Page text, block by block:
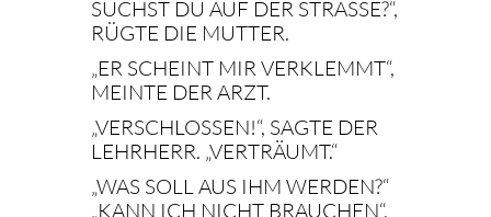
SUCHST DU AUF DER STRASSE?“, R
ÜGTE DIE MUTTER.
„ER SCHEINT MIR VERKLEMMT“,
MEINTE DER ARZT.
„VERSCHLOSSEN!“, SAGTE DER
LEHRHERR. „VERTRÄUMT.“
„WAS SOLL AUS IHM WERDEN?“
„KANN ICH NICHT BRAUCHEN“,